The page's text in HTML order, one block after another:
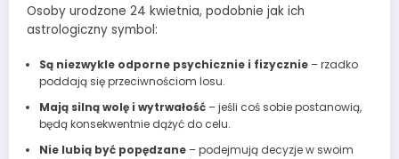
Osoby urodzone 24 kwietnia, podobnie jak ich
astrologiczny symbol:
Są niezwykle odporne psychicznie i fizycznie– rzadko
poddają się przeciwnościom losu.
Mają silną wolę i wytrwałość– jeśli coś sobie postanowią,
będą konsekwentnie dążyć do celu.
Nie lubią być popędzane– podejmują decyzje w swoim